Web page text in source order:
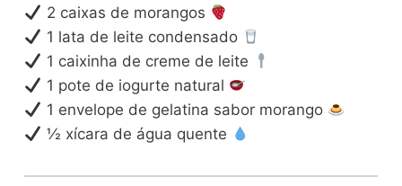
2 caixas de morangos
1 lata de leite condensado
1 caixinha de creme de leite
1 pote de iogurte natural
1 envelope de gelatina sabor morango
½ xícara de água quente